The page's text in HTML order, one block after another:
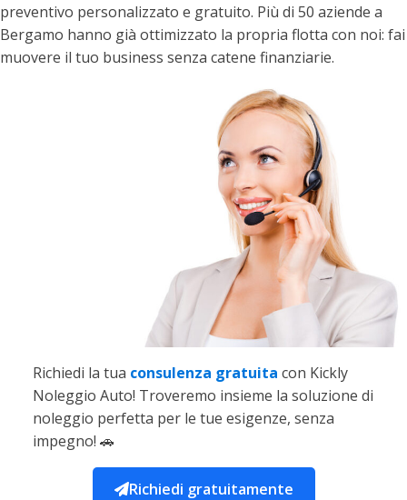
preventivo personalizzato e gratuito. Più di 50 aziende a
Bergamo hanno già ottimizzato la propria flotta con noi: fai
muovere il tuo business senza catene finanziarie.
Richiedi la tua consulenza gratuita con Kickly
Noleggio Auto! Troveremo insieme la soluzione di
noleggio perfetta per le tue esigenze, senza
impegno! 🚗
Richiedi gratuitamente